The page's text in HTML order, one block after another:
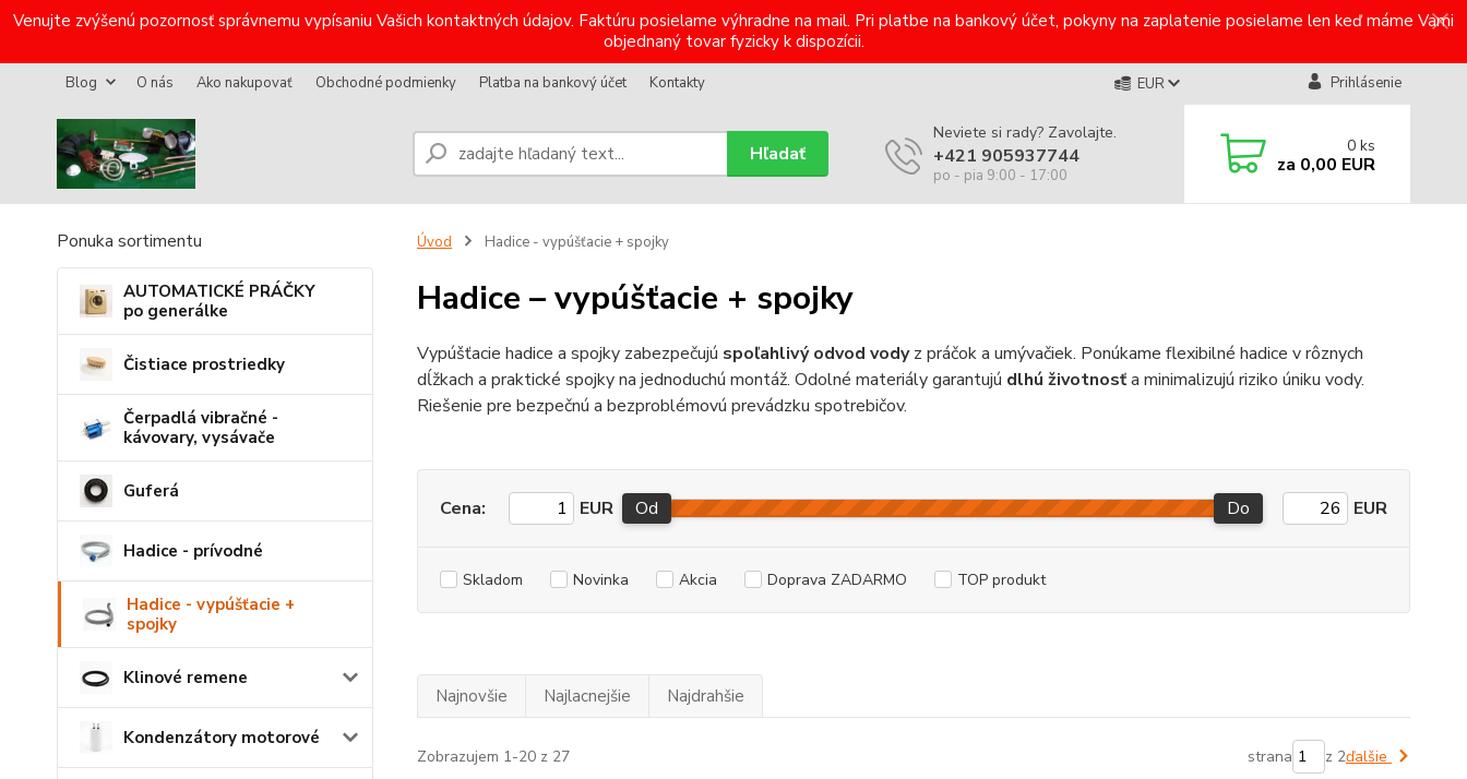
Venujte zvýšenú pozornosť správnemu vypísaniu Vašich kontaktných údajov. Faktúru posielame výhradne na mail. Pri platbe na bankový účet, pokyny na zaplatenie posielame len keď máme Vami
objednaný tovar fyzicky k dispozícii.
Blog O nás Ako nakupovať Obchodné podmienky Platba na bankový účet Kontakty EUR Prihlásenie
Hľadať
Neviete si rady? Zavolajte.
+421 905937744
po - pia 9:00 - 17:00
0 ks
za 0,00 EUR
Ponuka sortimentu
AUTOMATICKÉ PRÁČKY
po generálke
Čistiace prostriedky
Čerpadlá vibračné -
kávovary, vysávače
Guferá
Hadice - prívodné
Hadice - vypúšťacie +
spojky
Klinové remene
Kondenzátory motorové
Úvod Hadice - vypúšťacie + spojky
Hadice – vypúšťacie + spojky
Vypúšťacie hadice a spojky zabezpečujú spoľahlivý odvod vodyz práčok a umývačiek. Ponúkame flexibilné hadice v rôznych
dĺžkach a praktické spojky na jednoduchú montáž. Odolné materiály garantujú dlhú životnosťa minimalizujú riziko úniku vody.
Riešenie pre bezpečnú a bezproblémovú prevádzku spotrebičov.
Cena: EUR Od Do EUR
Skladom Novinka Akcia Doprava ZADARMO TOP produkt
Najnovšie Najlacnejšie Najdrahšie
Zobrazujem 1-20 z 27 strana z 2ďalšie